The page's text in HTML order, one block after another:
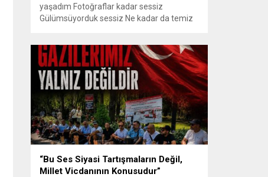
yaşadım Fotoğraflar kadar sessiz
Gülümsüyorduk sessiz Ne kadar da temiz
bakışın yetiyordu gözlerime Dünyayı
tutturmaya ben de Kalbim Sen Diye çırpınıp
duruyordu Zamana yarışıyordu inat Hayata
Senle...
“Bu Ses Siyasi Tartışmaların Değil,
Millet Vicdanının Konusudur”